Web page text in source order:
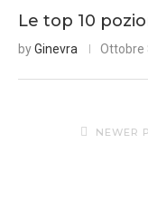
Le top 10
byGinevra Ottobre
NEWER